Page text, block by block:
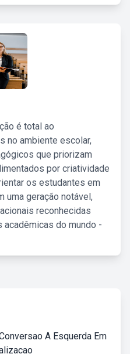
é total ao
no ambiente escolar,
que priorizam
por criatividade
os estudantes em
uma geração notável,
reconhecidas
do mundo -
A Esquerda Em